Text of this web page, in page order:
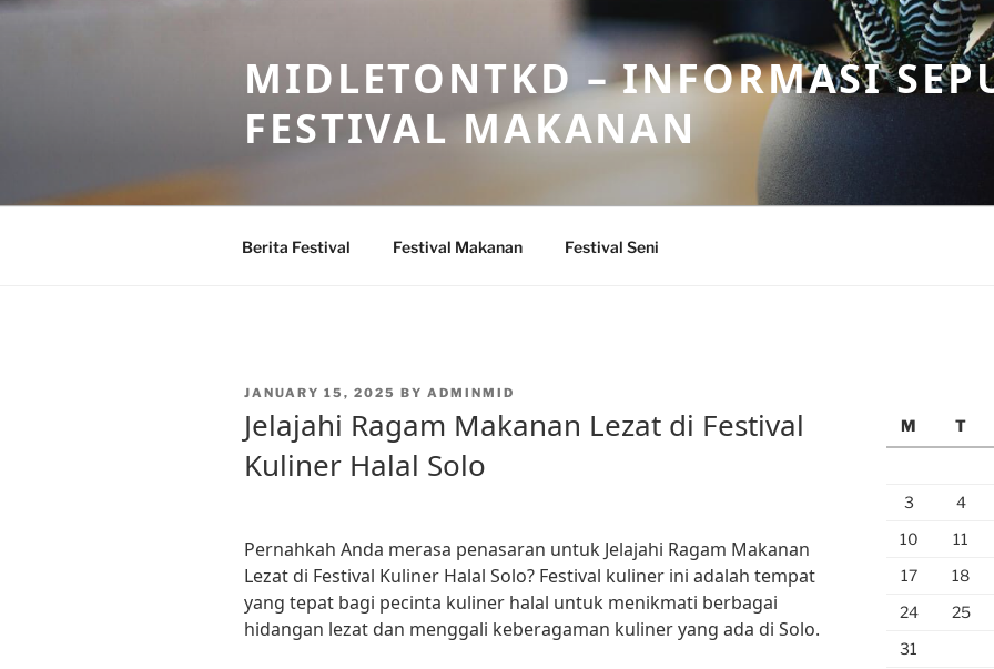
Skip
MIDLETONTKD – INFORMASI
FESTIVAL MAKANAN
Berita Festival Festival Makanan Festival Seni
POSTED
JANUARY 15, 2025 BY ADMINMID
Jelajahi Ragam Makanan Lezat di Festival
Kuliner Halal Solo
Pernahkah Anda merasa penasaran untuk Jelajahi Ragam Makanan
Lezat di Festival Kuliner Halal Solo? Festival kuliner ini adalah tempat
yang tepat bagi pecinta kuliner halal untuk menikmati berbagai
hidangan lezat dan menggali keberagaman kuliner yang ada di Solo.
M
T
3
4
10
11
17
18
24
25
31